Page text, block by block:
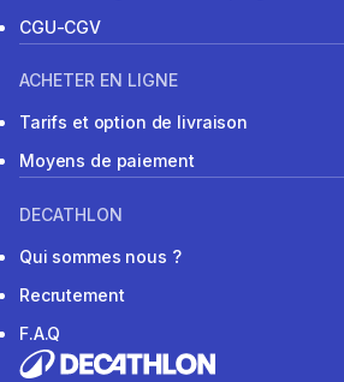
CGU-CGV
ACHETER EN LIGNE
Tarifs et option de livraison
Moyens de paiement
DECATHLON
Qui sommes nous ?
Recrutement
F.A.Q